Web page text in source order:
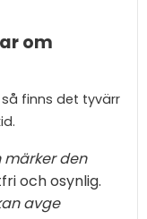
om
finns det tyvärr
märker den
och osynlig.
avge